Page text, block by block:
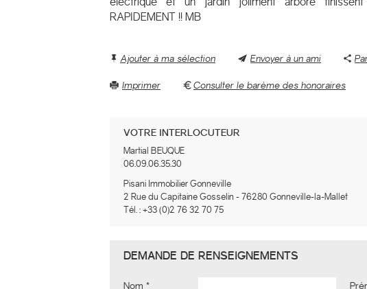
RAPIDEMENT !! MB
Ajouter à ma sélection Envoyer à un ami
Imprimer Consulter le barème des honoraires
VOTRE INTERLOCUTEUR
Martial BEUQUE
06.09.06.35.30
Pisani Immobilier Gonneville
2 Rue du Capitaine Gosselin - 76280 Gonneville-la-Mallet
Tél. : +33 (0)2 76 32 70 75
DEMANDE DE RENSEIGNEMENTS
Nom